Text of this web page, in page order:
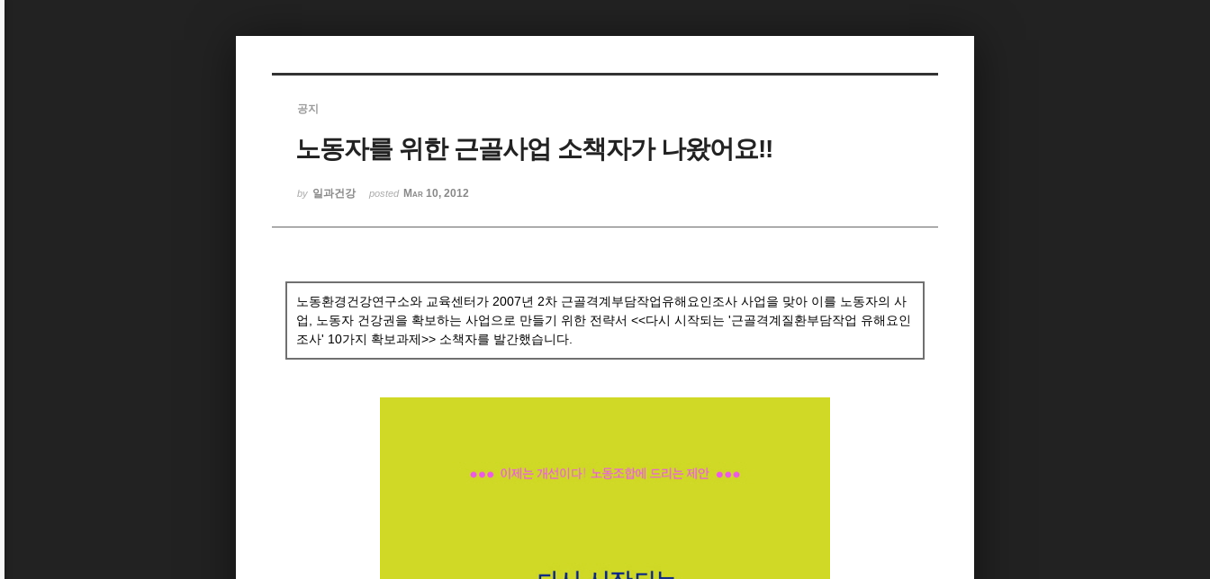
공지
노동자를 위한 근골사업 소책자가 나왔어요!!
by 일과건강 posted Mar 10, 2012
노동환경건강연구소와 교육센터가 2007년 2차 근골격계부담작업유해요인조사 사업을 맞아 이를 노동자의 사
업, 노동자 건강권을 확보하는 사업으로 만들기 위한 전략서 <<다시 시작되는 '근골격계질환부담작업 유해요인
조사' 10가지 확보과제>> 소책자를 발간했습니다.
Sketchbook5, 스케치북5
Sketchbook5, 스케치북5